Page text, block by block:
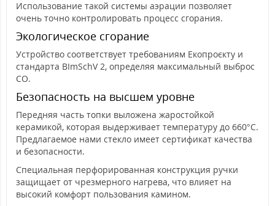
Использование такой системы аэрации позволяет
очень точно контролировать процесс сгорания.
Экологическое сгорание
Устройство соответствует требованиям Екопроєкту и
стандарта BImSchV 2, определяя максимальный выброс
CO.
Безопасность на высшем уровне
Передняя часть топки выложена жаростойкой
керамикой, которая выдерживает температуру до 660°C.
Предлагаемое нами стекло имеет сертификат качества
и безопасности.
Специальная перфорированная конструкция ручки
защищает от чрезмерного нагрева, что влияет на
высокий комфорт пользования камином.